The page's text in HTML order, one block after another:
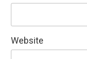
Website